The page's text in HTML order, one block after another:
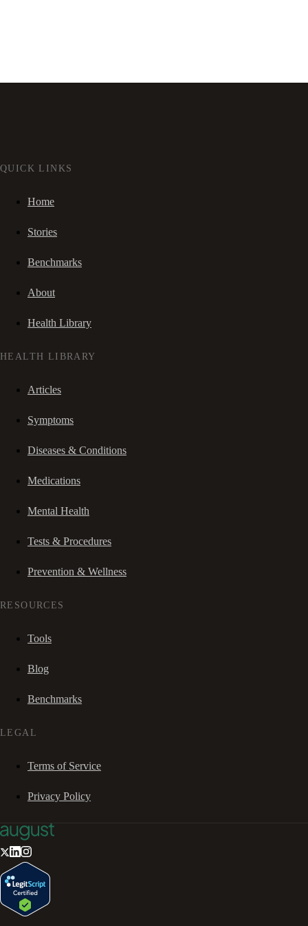
QUICK LINKS
Home
Stories
Benchmarks
About
Health Library
HEALTH LIBRARY
Articles
Symptoms
Diseases & Conditions
Medications
Mental Health
Tests & Procedures
Prevention & Wellness
RESOURCES
Tools
Blog
Benchmarks
LEGAL
Terms of Service
Privacy Policy